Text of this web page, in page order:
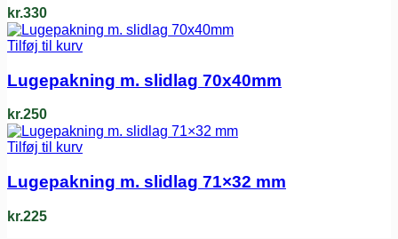
kr.330
Tilføj til kurv
Lugepakning m. slidlag 70x40mm
kr.250
Tilføj til kurv
Lugepakning m. slidlag 71×32 mm
kr.225